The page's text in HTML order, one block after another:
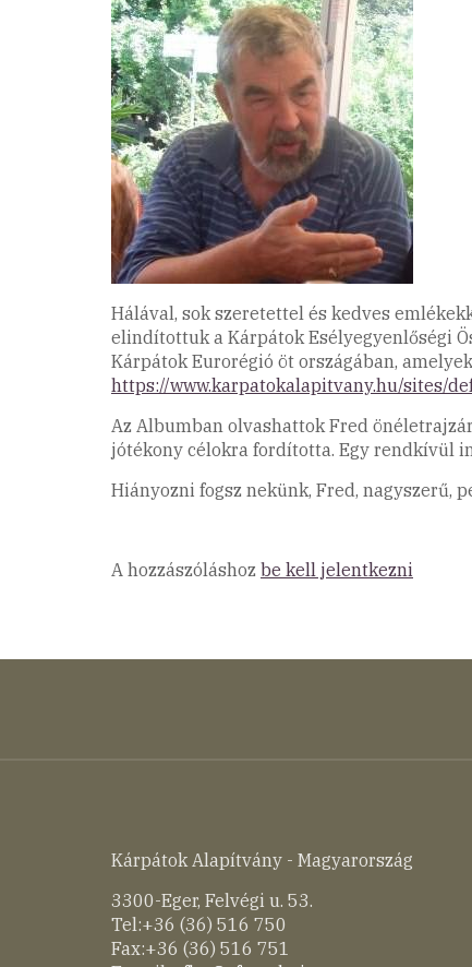
Hálával, sok szeretettel és kedves
elindítottuk a Kárpátok Esélyegyenlőségi
Kárpátok Eurorégió öt országában,
https://www.karpatokalapitvany.hu/sites/
Az Albumban olvashattok Fred
jótékony célokra fordította. Egy rendkívül
Hiányozni fogsz nekünk, Fred, nagyszerű,
A hozzászóláshoz be kell jelentkezni
Kárpátok Alapítvány - Magyarország
3300-Eger, Felvégi u. 53.
Tel:+36 (36) 516 750
Fax:+36 (36) 516 751